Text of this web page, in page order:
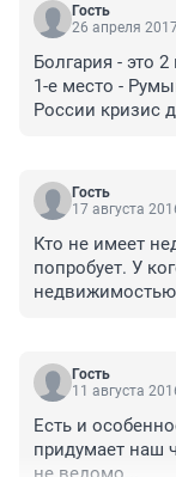
Гость
26 апреля
Болгария - это
1-е место -
России кризис
Гость
17 августа
Кто не имеет
попробует. У
недвижимостью
действительно
сейчас всё
таки если
покупайте на
Гость
11 августа
Есть и
придумает наш